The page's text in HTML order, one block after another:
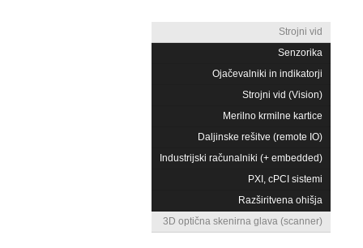
Strojni vid
Senzorika
Ojačevalniki in indikatorji
Strojni vid (Vision)
Merilno krmilne kartice
Daljinske rešitve (remote IO)
Industrijski računalniki (+ embedded)
PXI, cPCI sistemi
Razširitvena ohišja
3D optična skenirna glava (scanner)